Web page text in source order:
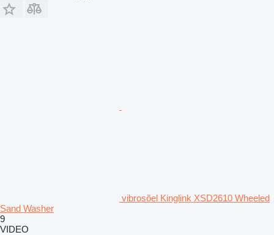
vibrosõel Kinglink XSD2610 Wheeled
Sand Washer
9
VIDEO